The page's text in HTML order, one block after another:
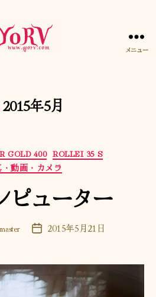
メニュー
2015年5月
カ
テ
ゴ
リ
ー
GOLD 400 ROLLEI 35 S
・動画・カメラ
ピューター
投 2015年5月21日